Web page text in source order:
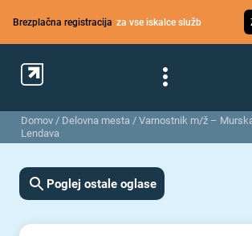
Brezplačna registracija za vse iskalce služb
Domov / Delovna mesta / Varnostnik m/ž –
Lendava
Poglej ostale oglase